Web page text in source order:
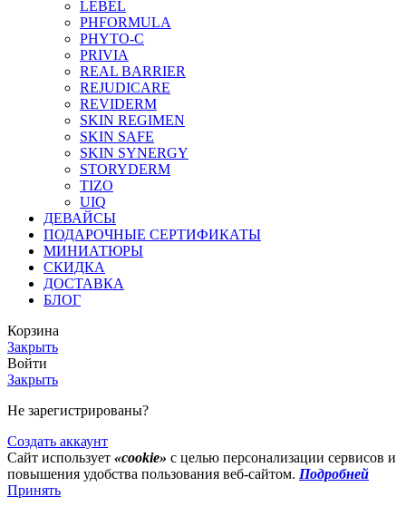
LEBEL
PHFORMULA
PHYTO-C
PRIVIA
REAL BARRIER
REJUDICARE
REVIDERM
SKIN REGIMEN
SKIN SAFE
SKIN SYNERGY
STORYDERM
TIZO
UIQ
ДЕВАЙСЫ
ПОДАРОЧНЫЕ СЕРТИФИКАТЫ
МИНИАТЮРЫ
СКИДКА
ДОСТАВКА
БЛОГ
Корзина
Закрыть
Войти
Закрыть
Не зарегистрированы?
Создать аккаунт
Сайт использует «cookie» с целью персонализации сервисов и
повышения удобства пользования веб-сайтом. Подробней
Принять